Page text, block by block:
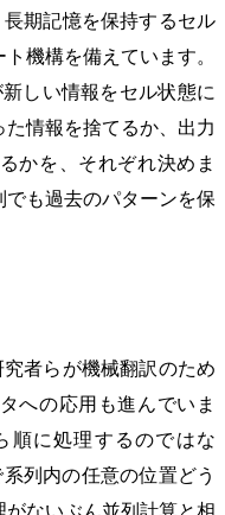
期記憶を保持するセル
機構を備えています。
しい情報をセル状態に
情報を捨てるか、出力
かを、それぞれ決めま
も過去のパターンを保
究者らが機械翻訳のため
への応用も進んでいま
順に処理するのではな
系列内の任意の位置どう
ないぶん並列計算と相